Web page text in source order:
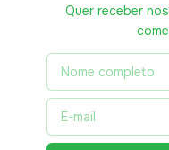
Quer receber